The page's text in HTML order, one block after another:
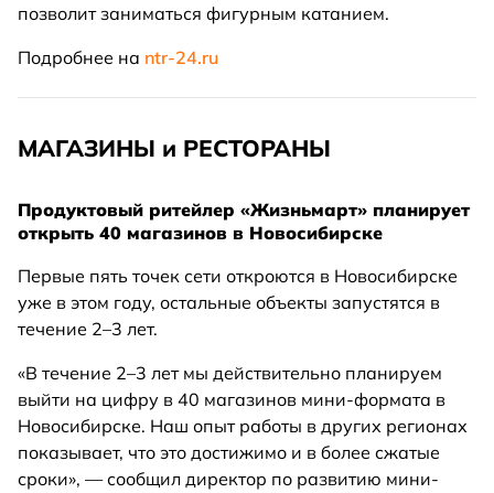
позволит заниматься фигурным катанием.
Подробнее на ntr-24.ru
МАГАЗИНЫ и РЕСТОРАНЫ
Продуктовый ритейлер «Жизньмарт» планирует
открыть 40 магазинов в Новосибирске
Первые пять точек сети откроются в Новосибирске
уже в этом году, остальные объекты запустятся в
течение 2–3 лет.
«В течение 2–3 лет мы действительно планируем
выйти на цифру в 40 магазинов мини-формата в
Новосибирске. Наш опыт работы в других регионах
показывает, что это достижимо и в более сжатые
сроки», — сообщил директор по развитию мини-